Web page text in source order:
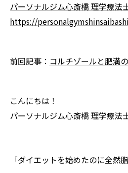
パーソナルジム心斎橋 理学療法
https://
前回記事： コルチゾールと肥満
こんにちは！
パーソナルジム心斎橋 理学療法
「ダイエットを始めたのに全然